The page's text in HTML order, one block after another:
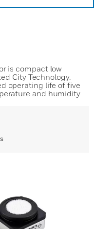
is compact low
City Technology.
operating life of five
and humidity